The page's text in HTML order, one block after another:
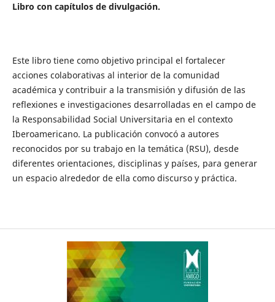
Libro con capítulos de divulgación.
Este libro tiene como objetivo principal el fortalecer
acciones colaborativas al interior de la comunidad
académica y contribuir a la transmisión y difusión de las
reflexiones e investigaciones desarrolladas en el campo de
la Responsabilidad Social Universitaria en el contexto
Iberoamericano. La publicación convocó a autores
reconocidos por su trabajo en la temática (RSU), desde
diferentes orientaciones, disciplinas y países, para generar
un espacio alrededor de ella como discurso y práctica.